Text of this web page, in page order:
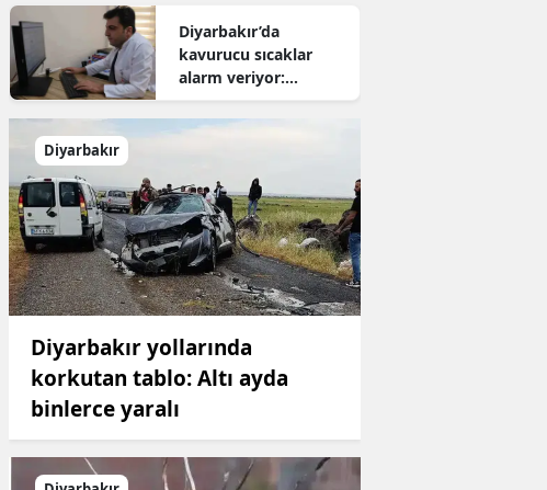
Diyarbakır’da
kavurucu sıcaklar
alarm veriyor:
Uzmanından hayati
uyarı
Diyarbakır
Diyarbakır yollarında
korkutan tablo: Altı ayda
binlerce yaralı